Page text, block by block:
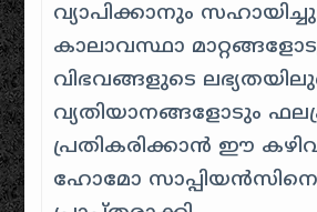
വ്യാപിക്കാനും
കാലാവസ്ഥാ
വിഭവങ്ങളുടെ
വ്യതിയാനങ്ങളോടും
പ്രതികരിക്കാൻ ഈ
ഹോമോ സാപ്പിയൻസിനെ